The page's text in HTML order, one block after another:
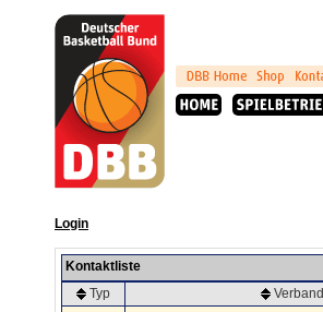
Login
Kontaktliste
Typ
Verband